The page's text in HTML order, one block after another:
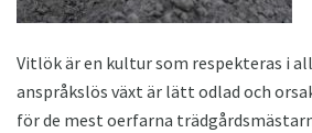
Vitlök är en kultur som respekteras i
anspråkslös växt är lätt odlad och
för de mest oerfarna